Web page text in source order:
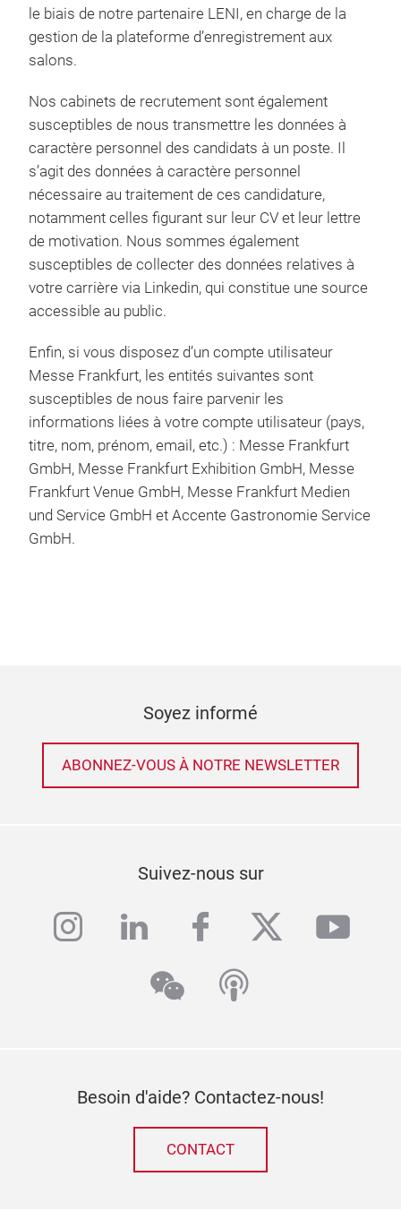
le biais de notre partenaire LENI, en charge de la
gestion de la plateforme d’enregistrement aux
salons.
Nos cabinets de recrutement sont également
susceptibles de nous transmettre les données à
caractère personnel des candidats à un poste. Il
s’agit des données à caractère personnel
nécessaire au traitement de ces candidature,
notamment celles figurant sur leur CV et leur lettre
de motivation. Nous sommes également
susceptibles de collecter des données relatives à
votre carrière via Linkedin, qui constitue une source
accessible au public.
Enfin, si vous disposez d’un compte utilisateur
Messe Frankfurt, les entités suivantes sont
susceptibles de nous faire parvenir les
informations liées à votre compte utilisateur (pays,
titre, nom, prénom, email, etc.) : Messe Frankfurt
GmbH, Messe Frankfurt Exhibition GmbH, Messe
Frankfurt Venue GmbH, Messe Frankfurt Medien
und Service GmbH et Accente Gastronomie Service
GmbH.
Soyez informé
ABONNEZ-VOUS À NOTRE NEWSLETTER
Suivez-nous sur
instagram
linkedinfacebook
twitter
wechatpodcast
Besoin d'aide? Contactez-nous!
CONTACT